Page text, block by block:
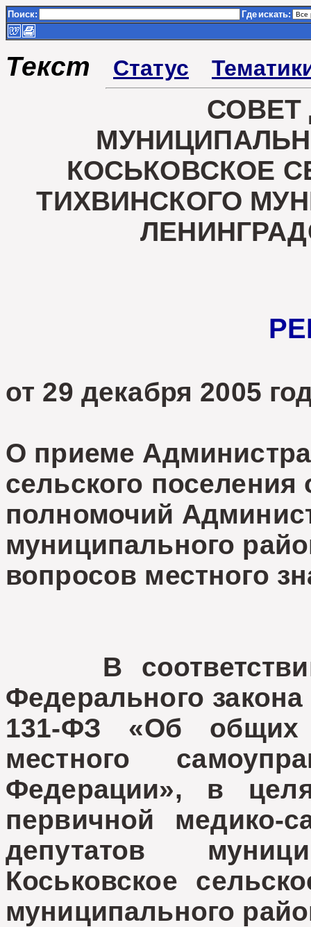
Поиск: Где искать:
Текст Статус
СОВЕТ
КОСЬКОВСКОЕ
ТИХВИНСКОГО
от 29 декабря 2005
О приеме
сельского
полномочий
муниципального
вопросов местного
В соответствии
Федерального
131-ФЗ «Об общих
местного
Федерации», в
первичной медико-
депутатов
Коськовское
муниципального